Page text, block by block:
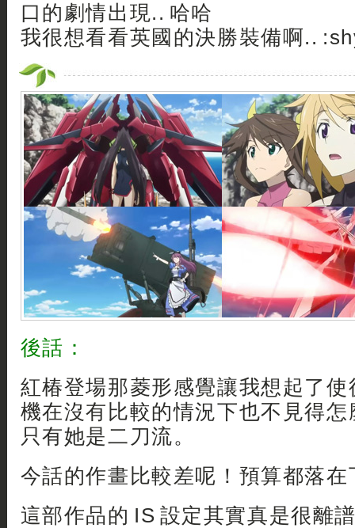
口的劇情出現.. 哈哈
我很想看看英國的決勝裝備啊..
後話：
紅椿登場那菱形感覺讓我想起了
機在沒有比較的情況下也不見得
只有她是二刀流。
今話的作畫比較差呢！預算都落
這部作品的 IS 設定其實真是很離